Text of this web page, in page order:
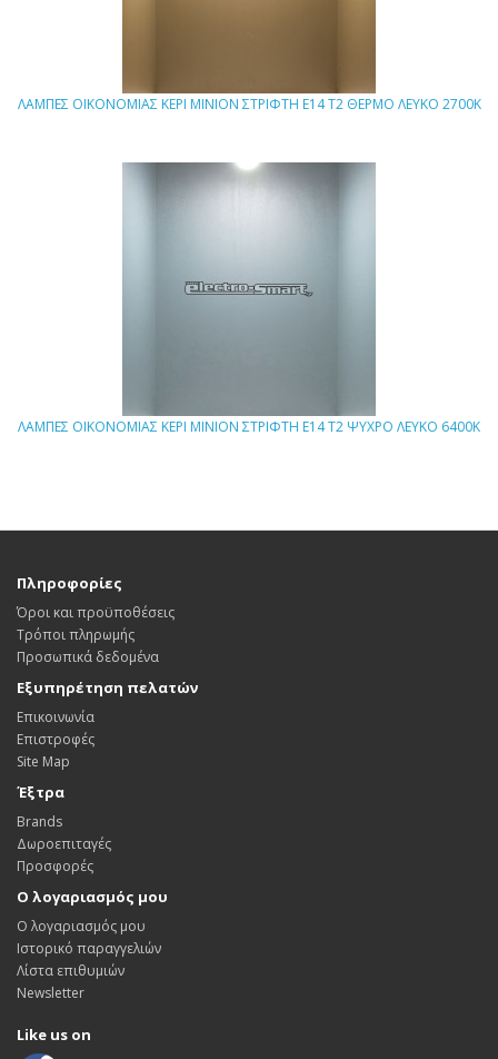
ΛΑΜΠΕΣ ΟΙΚΟΝΟΜΙΑΣ ΚΕΡΙ ΜΙΝΙΟΝ ΣΤΡΙΦΤΗ E14 Τ2 ΘΕΡΜΟ ΛΕΥΚΟ 2700Κ
ΛΑΜΠΕΣ ΟΙΚΟΝΟΜΙΑΣ ΚΕΡΙ ΜΙΝΙΟΝ ΣΤΡΙΦΤΗ E14 Τ2 ΨΥΧΡΟ ΛΕΥΚΟ 6400Κ
Πληροφορίες
Όροι και προϋποθέσεις
Τρόποι πληρωμής
Προσωπικά δεδομένα
Εξυπηρέτηση πελατών
Επικοινωνία
Επιστροφές
Site Map
Έξτρα
Brands
Δωροεπιταγές
Προσφορές
Ο λογαριασμός μου
Ο λογαριασμός μου
Ιστορικό παραγγελιών
Λίστα επιθυμιών
Newsletter
Like us on